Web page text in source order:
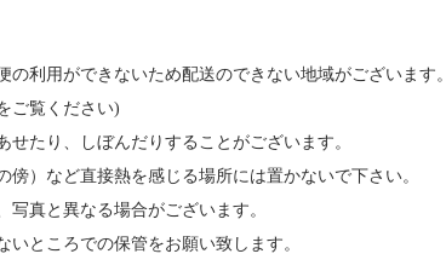
利用ができないため配送のできない地域がございます。
ご覧ください)
たり、しぼんだりすることがございます。
）など直接熱を感じる場所には置かないで下さい。
真と異なる場合がございます。
ところでの保管をお願い致します。